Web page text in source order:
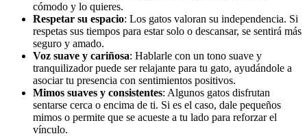
cómodo y lo quieres.
Respetar su espacio: Los gatos valoran su independencia. Si
respetas sus tiempos para estar solo o descansar, se sentirá más
seguro y amado.
Voz suave y cariñosa: Hablarle con un tono suave y
tranquilizador puede ser relajante para tu gato, ayudándole a
asociar tu presencia con sentimientos positivos.
Mimos suaves y consistentes: Algunos gatos disfrutan
sentarse cerca o encima de ti. Si es el caso, dale pequeños
mimos o permite que se acueste a tu lado para reforzar el
vínculo.